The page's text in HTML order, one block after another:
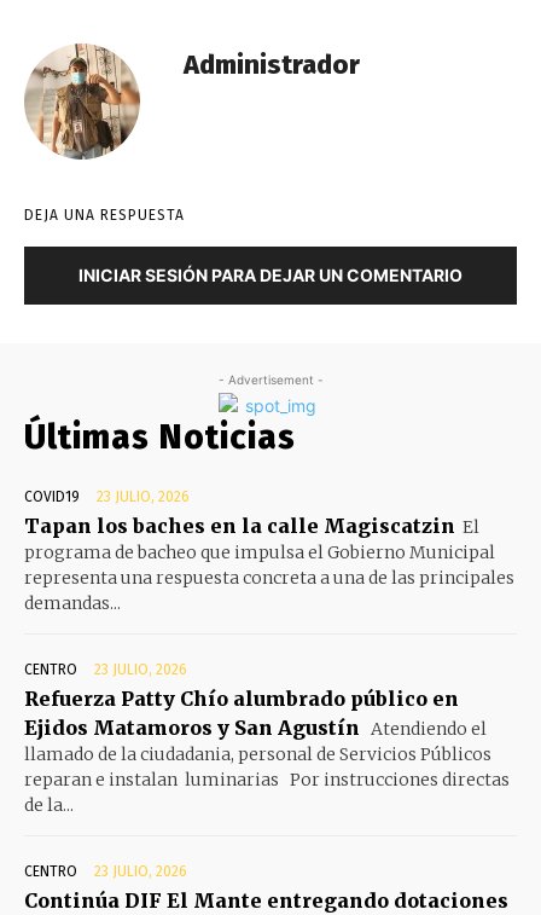
Administrador
DEJA UNA RESPUESTA
INICIAR SESIÓN PARA DEJAR UN COMENTARIO
- Advertisement -
Últimas Noticias
COVID19 23 JULIO, 2026
Tapan los baches en la calle Magiscatzin El
programa de bacheo que impulsa el Gobierno Municipal
representa una respuesta concreta a una de las principales
demandas...
CENTRO 23 JULIO, 2026
Refuerza Patty Chío alumbrado público en
Ejidos Matamoros y San Agustín Atendiendo el
llamado de la ciudadania, personal de Servicios Públicos
reparan e instalan luminarias Por instrucciones directas
de la...
CENTRO 23 JULIO, 2026
Continúa DIF El Mante entregando dotaciones